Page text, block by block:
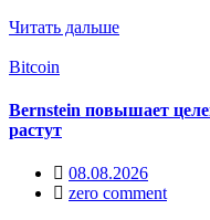
Читать дальше
Bitcoin
Bernstein повышает
растут
08.08.2026
zero comment